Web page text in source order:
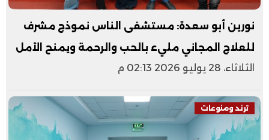
نورين أبو سعدة: مستشفى الناس نموذج مشرف
للعلاج المجاني مليء بالحب والرحمة ويمنح الأمل
الثلاثاء، 28 يوليو 2026 02:13 م
ترند ومنوعات